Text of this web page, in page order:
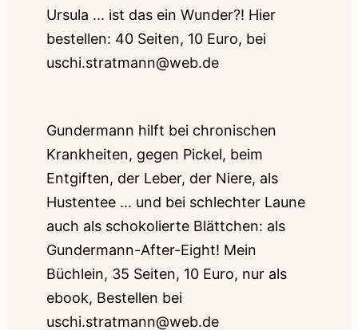
Ursula ... ist das ein Wunder?! Hier
bestellen: 40 Seiten, 10 Euro, bei
uschi.stratmann@web.de
Gundermann hilft bei chronischen
Krankheiten, gegen Pickel, beim
Entgiften, der Leber, der Niere, als
Hustentee ... und bei schlechter Laune
auch als schokolierte Blättchen: als
Gundermann-After-Eight! Mein
Büchlein, 35 Seiten, 10 Euro, nur als
ebook, Bestellen bei
uschi.stratmann@web.de